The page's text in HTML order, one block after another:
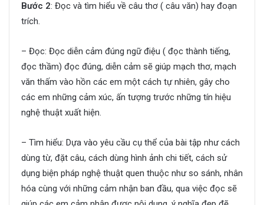
Bước 2: Đọc và tìm hiểu về câu thơ ( câu văn) hay đoạn
trích.
– Đọc: Đọc diễn cảm đúng ngữ điệu ( đọc thành tiếng,
đọc thầm) đọc đúng, diễn cảm sẽ giúp mạch thơ, mạch
văn thấm vào hồn các em một cách tự nhiên, gây cho
các em những cảm xúc, ấn tượng trước những tín hiệu
nghệ thuật xuất hiện.
– Tìm hiểu: Dựa vào yêu cầu cụ thể của bài tập như cách
dùng từ, đặt câu, cách dùng hình ảnh chi tiết, cách sử
dụng biện pháp nghệ thuật quen thuộc như so sánh, nhân
hóa cùng với những cảm nhận ban đầu, qua việc đọc sẽ